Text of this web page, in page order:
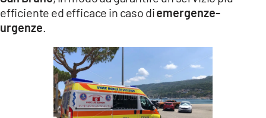
COSENZACHANNEL.IT
ILVIBONESE.IT
CATANZAROCHANNEL.IT
LACAPITALENEWS.IT
efficiente ed efficace in caso diemergenze-
urgenze